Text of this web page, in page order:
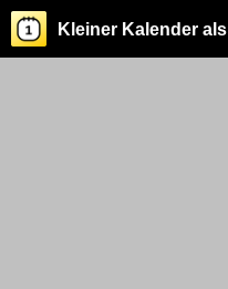
Kleiner Kalender